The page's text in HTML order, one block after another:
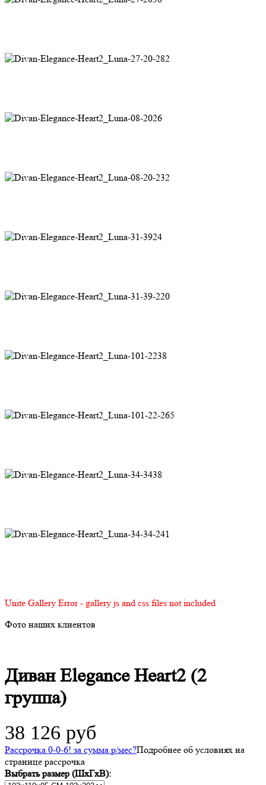
Unite Gallery Error - gallery js and css files not included
Фото наших клиентов
Диван Elegance Heart2 (2
группа)
38 126 руб
Рассрочка 0-0-6! за сумма р/мес?Подробнее об условиях на
странице рассрочка
Выбрать размер (ШхГхВ):